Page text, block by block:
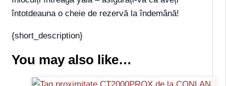
întotdeauna o cheie de rezervă la îndemână!
{short_description}
You may also like…